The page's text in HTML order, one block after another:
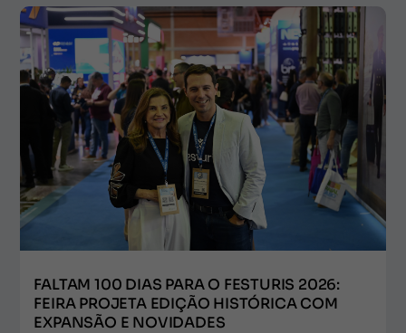
FALTAM 100 DIAS PARA O FESTURIS 2026:
FEIRA PROJETA EDIÇÃO HISTÓRICA COM
EXPANSÃO E NOVIDADES